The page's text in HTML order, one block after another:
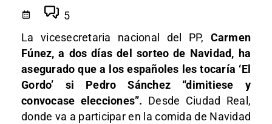
5
La vicesecretaria nacional del PP, Carmen
Fúnez, a dos días del sorteo de Navidad, ha
asegurado que a los españoles les tocaría ‘El
Gordo’ si Pedro Sánchez “dimitiese y
convocase elecciones”. Desde Ciudad Real,
donde va a participar en la comida de Navidad